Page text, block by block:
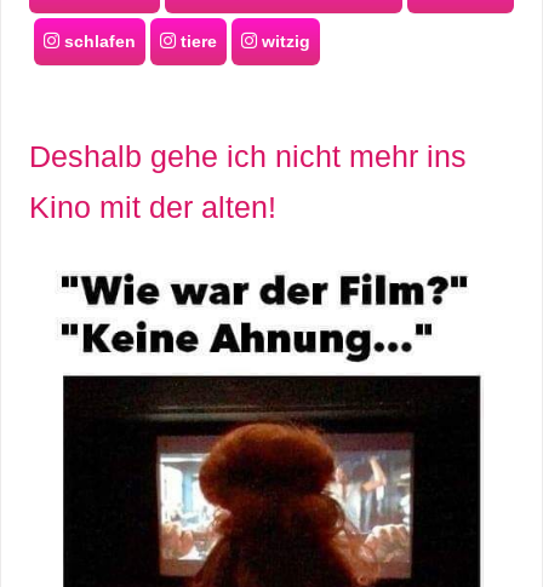
schlafen tiere witzig
Deshalb gehe ich nicht mehr ins
Kino mit der alten!